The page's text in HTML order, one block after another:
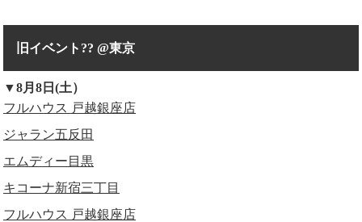
旧イベント?? @東京
▼8月8日(土）
フルハウス 戸越銀座店
ジャラン五反田
エムディー目黒
キコーナ新宿三丁目
フルハウス 戸越銀座店